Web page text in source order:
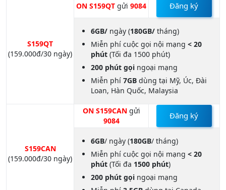
S159QT
(159.000đ/30 ngày)
ON S159QT gửi 9084 Đăng ký
6GB/ ngày (180GB/ tháng)
Miễn phí cuộc gọi nội mạng < 20
phút (Tối đa 1500 phút)
200 phút gọi ngoại mạng
Miễn phí 7GB dùng tại Mỹ, Úc, Đài
Loan, Hàn Quốc, Malaysia
S159CAN
(159.000đ/30 ngày)
ON S159CANgửi
9084
Đăng ký
6GB/ ngày (180GB/ tháng)
Miễn phí cuộc gọi nội mạng < 20
phút (Tối đa 1500 phút)
200 phút gọi ngoại mạng